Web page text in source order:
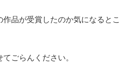
品が受賞したのか気になるとこ
ごらんください。